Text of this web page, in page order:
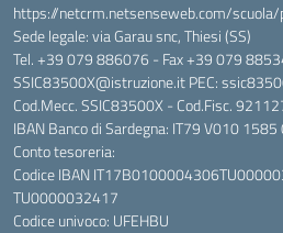
https://netcrm.netsenseweb.com/
Sede legale: via Garau snc, Thiesi (SS)
Tel. +39 079 886076 - Fax +39 079
SSIC83500X@istruzione.it PEC:
Cod.Mecc. SSIC83500X - Cod.Fisc.
IBAN Banco di Sardegna: IT79 V010
Conto tesoreria:
Codice IBAN
TU0000032417
Codice univoco: UFEHBU